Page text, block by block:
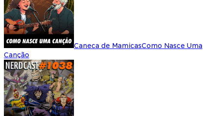
Caneca de MamicasComo Nasce Uma
Canção